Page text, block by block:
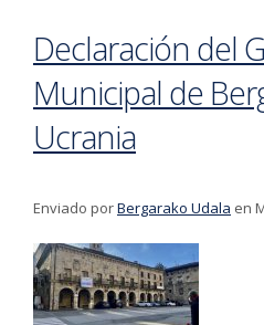
Bergara
Declaración del
Municipal de
Ucrania
Enviado porBergarako Udala en